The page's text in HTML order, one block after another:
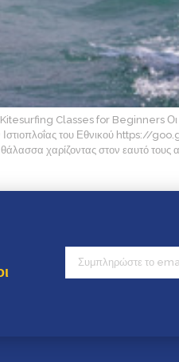
Classes for Beginners Οι
του Εθνικού https://
χαρίζοντας στον εαυτό τους